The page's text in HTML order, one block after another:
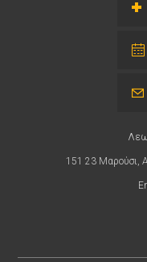
151 23 Μαρούσι,